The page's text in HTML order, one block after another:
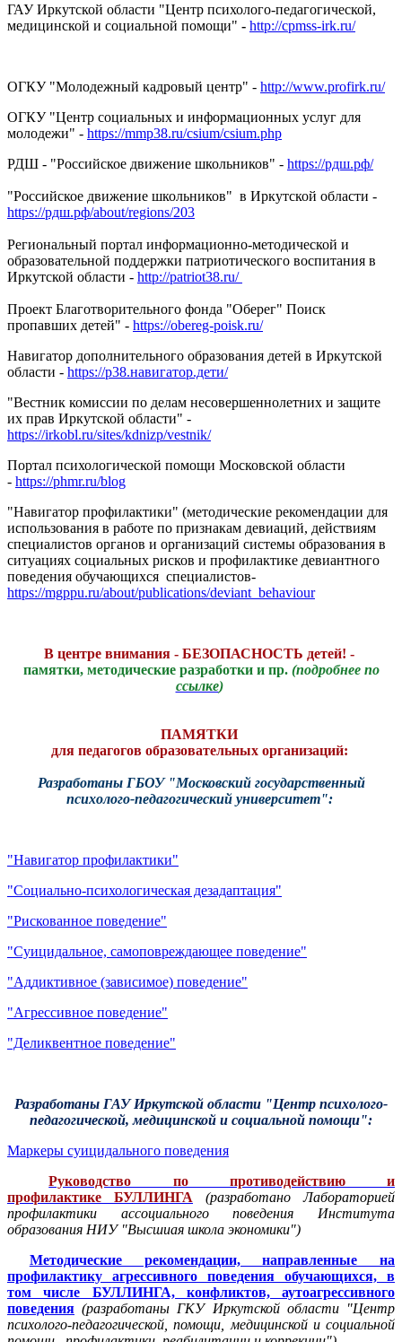
ГАУ Иркутской области "Центр психолого-педагогической,
медицинской и социальной помощи" - http://cpmss-irk.ru/
ОГКУ "Молодежный кадровый центр" - http://www.profirk.ru/
ОГКУ "Центр социальных и информационных услуг для
молодежи" - https://mmp38.ru/csium/csium.php
РДШ - "Российское движение школьников" - https://рдш.рф/
"Российское движение школьников" в Иркутской области -
https://рдш.рф/about/regions/203
Региональный портал информационно-методической и
образовательной поддержки патриотического воспитания в
Иркутской области - http://patriot38.ru/
Проект Благотворительного фонда "Оберег" Поиск
пропавших детей" - https://obereg-poisk.ru/
Навигатор дополнительного образования детей в Иркутской
области - https://р38.навигатор.дети/
"Вестник комиссии по делам несовершеннолетних и защите
их прав Иркутской области" -
https://irkobl.ru/sites/kdnizp/vestnik/
Портал психологической помощи Московской области
- https://phmr.ru/blog
"Навигатор профилактики" (методические рекомендации для
использования в работе по признакам девиаций, действиям
специалистов органов и организаций системы образования в
ситуациях социальных рисков и профилактике девиантного
поведения обучающихся специалистов-
https://mgppu.ru/about/publications/deviant_behaviour
В центре внимания - БЕЗОПАСНОСТЬ детей! -
памятки, методические разработки и пр. (подробнее по
ссылке)
ПАМЯТКИ
для педагогов образовательных организаций:
Разработаны ГБОУ "Московский государственный
психолого-педагогический университет":
"Навигатор профилактики"
"Социально-психологическая дезадаптация"
"Рискованное поведение"
"Суицидальное, самоповреждающее поведение"
"Аддиктивное (зависимое) поведение"
"Агрессивное поведение"
"Деликвентное поведение"
Разработаны ГАУ Иркутской области "Центр психолого-
педагогической, медицинской и социальной помощи":
Маркеры суицидального поведения
Руководство по противодействию и
профилактике БУЛЛИНГА
(разработано Лабораторией
профилактики ассоциального поведения Института
образования НИУ "Высшиая школа экономики")
Методические рекомендации, направленные на
профилактику агрессивного поведения обучающихся, в
том числе БУЛЛИНГА, конфликтов, аутоагрессивного
поведения (разработаны ГКУ Иркутской области "Центр
психолого-педагогической, помощи, медицинской и социальной